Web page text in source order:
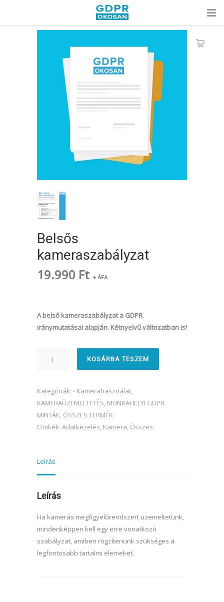
Belsős
kameraszabályzat
19.990 Ft + ÁFA
A belső kameraszabályzat a GDPR
iránymutatásai alapján. Kétnyelvű változatban is!
KOSÁRBA TESZEM
Kategóriák: - Kamerahasználat,
KAMERAÜZEMELTETÉS, MUNKAHELYI GDPR
MINTÁK, ÖSSZES TERMÉK
Címkék: Adatkezelés, Kamera, Összes
Leírás
Leírás
Ha kamerás megfigyelőrendszert üzemeltetünk,
mindenképpen kell egy erre vonatkozó
szabályzat, amiben rögzítenünk szükséges a
legfontosabb tartalmi elemeket.